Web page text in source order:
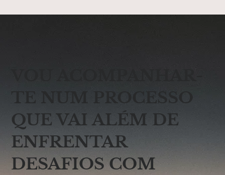
TE NUM PROCESSO
QUE VAI ALÉM DE
ENFRENTAR
DESAFIOS COM